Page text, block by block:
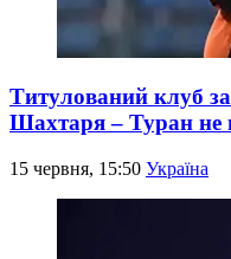
Титулований клуб
Шахтаря – Туран не
15 червня, 15:50 Україна